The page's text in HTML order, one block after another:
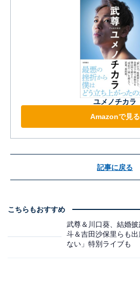
ユメノチカラ
Amazonで見る
記事に戻る
こちらもおすすめ
武尊＆川口葵、結婚
斗＆吉田沙保里らも
ない」特別ライブも